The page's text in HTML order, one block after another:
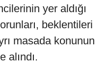
yer aldığı
beklentileri
masada konunun
alındı.